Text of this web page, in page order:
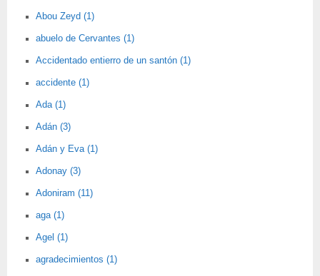
Abou Zeyd (1)
abuelo de Cervantes (1)
Accidentado entierro de un santón (1)
accidente (1)
Ada (1)
Adán (3)
Adán y Eva (1)
Adonay (3)
Adoniram (11)
aga (1)
Agel (1)
agradecimientos (1)